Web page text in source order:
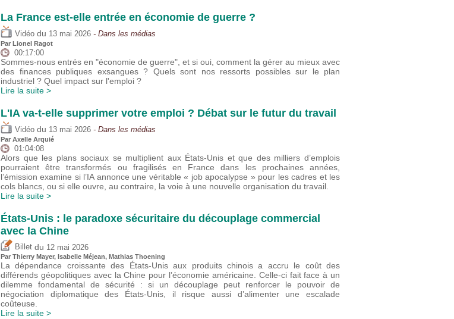
La France est-elle entrée en économie de guerre ?
Vidéo du 13 mai 2026 - Dans les médias
Par Lionel Ragot
00:17:00
Sommes-nous entrés en "économie de guerre", et si oui, comment la gérer au mieux avec
des finances publiques exsangues ? Quels sont nos ressorts possibles sur le plan
industriel ? Quel impact sur l'emploi ?
Lire la suite >
L'IA va-t-elle supprimer votre emploi ? Débat sur le futur du travail
Vidéo du 13 mai 2026 - Dans les médias
Par Axelle Arquié
01:04:08
Alors que les plans sociaux se multiplient aux États-Unis et que des milliers d’emplois
pourraient être transformés ou fragilisés en France dans les prochaines années,
l’émission examine si l’IA annonce une véritable « job apocalypse » pour les cadres et les
cols blancs, ou si elle ouvre, au contraire, la voie à une nouvelle organisation du travail.
Lire la suite >
États-Unis : le paradoxe sécuritaire du découplage commercial
avec la Chine
Billet du 12 mai 2026
Par Thierry Mayer, Isabelle Méjean, Mathias Thoening
La dépendance croissante des États-Unis aux produits chinois a accru le coût des
différends géopolitiques avec la Chine pour l’économie américaine. Celle-ci fait face à un
dilemme fondamental de sécurité : si un découplage peut renforcer le pouvoir de
négociation diplomatique des États-Unis, il risque aussi d’alimenter une escalade
coûteuse.
Lire la suite >